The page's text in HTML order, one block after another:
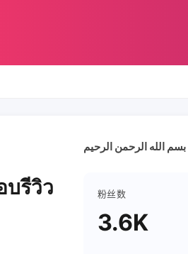
บรีวิว 粉丝数
3.6K